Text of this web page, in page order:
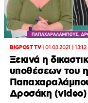
BIGPOST TV|01.03.2021 | 13:12
Ξεκινά η
υποθέσεων του
Δροσάκη (video)